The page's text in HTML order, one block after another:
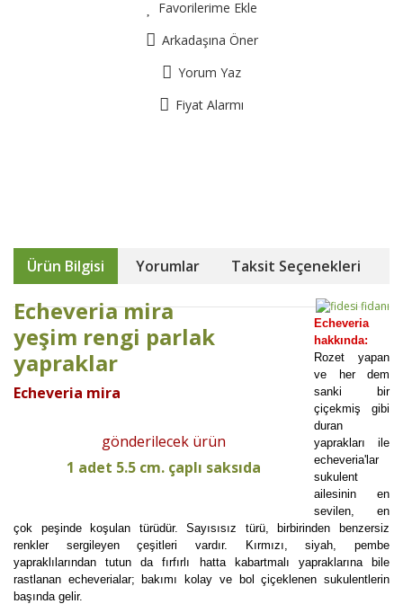
Favorilerime Ekle
Arkadaşına Öner
Yorum Yaz
Fiyat Alarmı
Ürün Bilgisi Yorumlar Taksit Seçenekleri
Echeveria mira
yeşim rengi parlak
yapraklar
Echeveria mira
gönderilecek ürün
1 adet 5.5 cm. çaplı saksıda
Echeveria
hakkında:
Rozet yapan
ve her dem
sanki bir
çiçekmiş gibi
duran
yaprakları ile
echeveria'lar
sukulent
ailesinin en
sevilen, en
çok peşinde koşulan türüdür. Sayısısız türü, birbirinden benzersiz
renkler sergileyen çeşitleri vardır. Kırmızı, siyah, pembe
yapraklılarından tutun da fırfırlı hatta kabartmalı yapraklarına bile
rastlanan echeverialar; bakımı kolay ve bol çiçeklenen sukulentlerin
başında gelir.